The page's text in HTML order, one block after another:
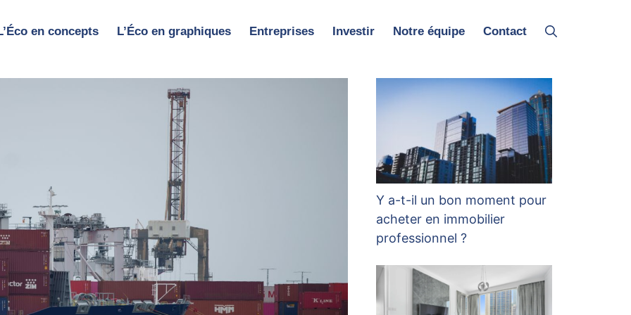
en concepts L’Éco en graphiques Entreprises Investir Notre équipe Contact
Y a-t-il un bon moment pour
acheter en immobilier
professionnel ?